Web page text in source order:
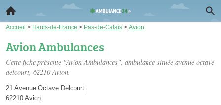
Accueil > Hauts-de-France > Pas-de-Calais > Avion
Avion Ambulances
Cette fiche présente "Avion Ambulances", ambulance située avenue octave
delcourt, 62210 Avion.
21 Avenue Octave Delcourt
62210 Avion